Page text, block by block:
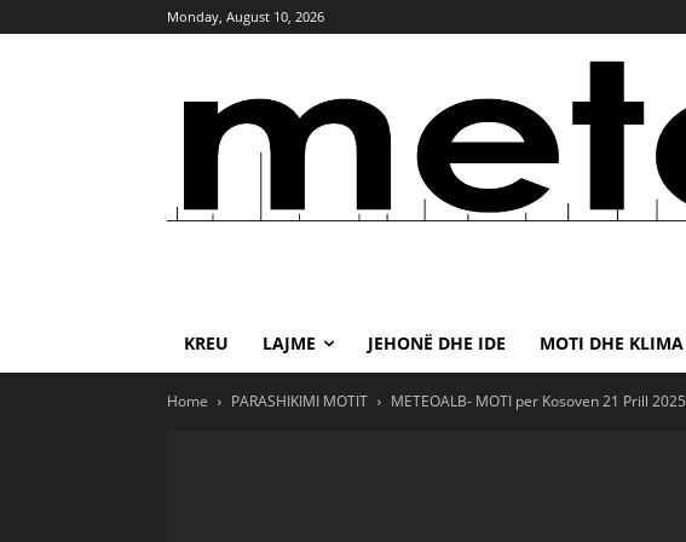
Monday, August 10, 2026
KREU LAJME JEHONË DHE IDE MOTI DHE KLIMA
Home PARASHIKIMI MOTIT METEOALB- MOTI per Kosoven 21 Prill 2025